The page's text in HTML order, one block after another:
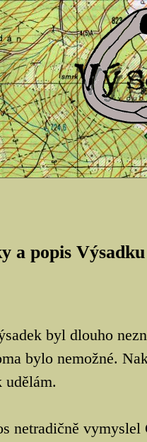
a popis Výsadku
byl dlouho
bylo nemožné.
udělám.
netradičně